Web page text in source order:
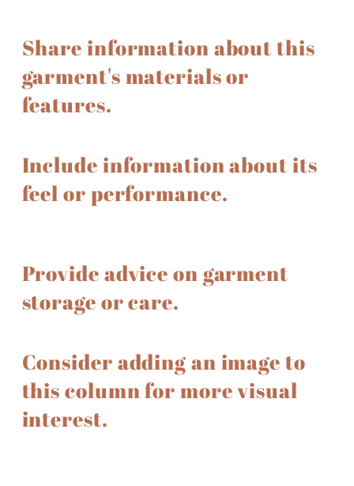
Share information about this
garment's materials or
features.
Include information about its
feel or performance.
Provide advice on garment
storage or care.
Consider adding an image to
this column for more visual
interest.